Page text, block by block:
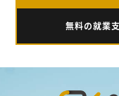
無料の就業